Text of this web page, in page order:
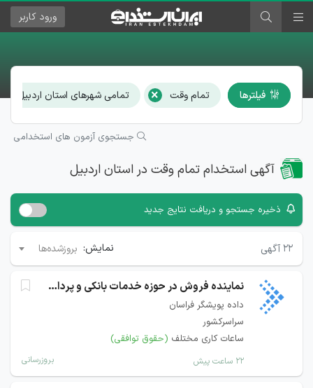
ورود کاربر
فیلترها تمام وقت × تمامی شهرهای استان اردبیل
جستجوی آزمون های استخدامی
آگهی استخدام تمام وقت در استان اردبیل
ذخیره جستجو و دریافت نتایج جدید
۲۲ آگهی نمایش: بروزشده‌ها
نماینده فروش در حوزه خدمات بانکی و پرداخت
داده پویشگر فراسان
سراسرکشور
ساعات کاری مختلف (حقوق توافقی)
۲۲ ساعت پیش بروزرسانی